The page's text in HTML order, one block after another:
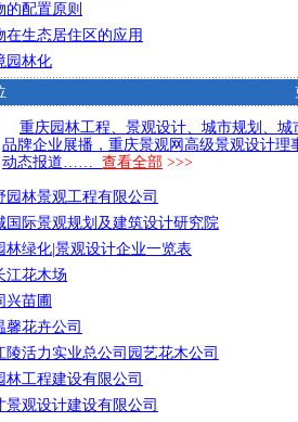
的配置原则
在生态居住区的应用
园林化
重庆园林工程、景观设计、城市规划、城
品牌企业展播，重庆景观网高级景观设计理
动态报道…… 查看全部 >>>
园林景观工程有限公司
国际景观规划及建筑设计研究院
林绿化|景观设计企业一览表
江花木场
兴苗圃
馨花卉公司
陵活力实业总公司园艺花木公司
林工程建设有限公司
景观设计建设有限公司